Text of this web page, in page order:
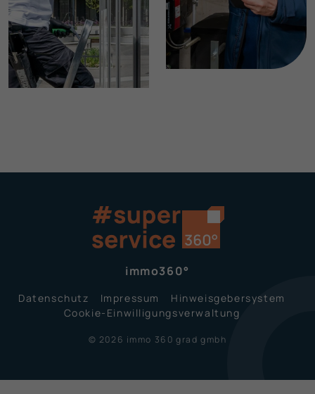
immo360°
Datenschutz Impressum
Hinweisgeber­system
Cookie-Einwilligungsverwaltung
© 2026 immo 360 grad gmbh